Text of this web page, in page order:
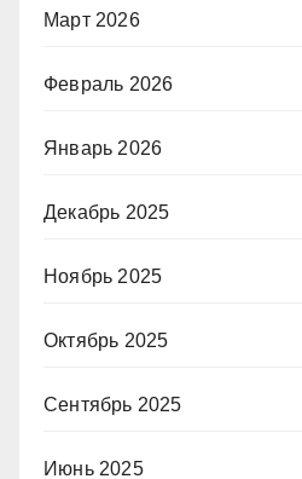
Март 2026
Февраль 2026
Январь 2026
Декабрь 2025
Ноябрь 2025
Октябрь 2025
Сентябрь 2025
Июнь 2025